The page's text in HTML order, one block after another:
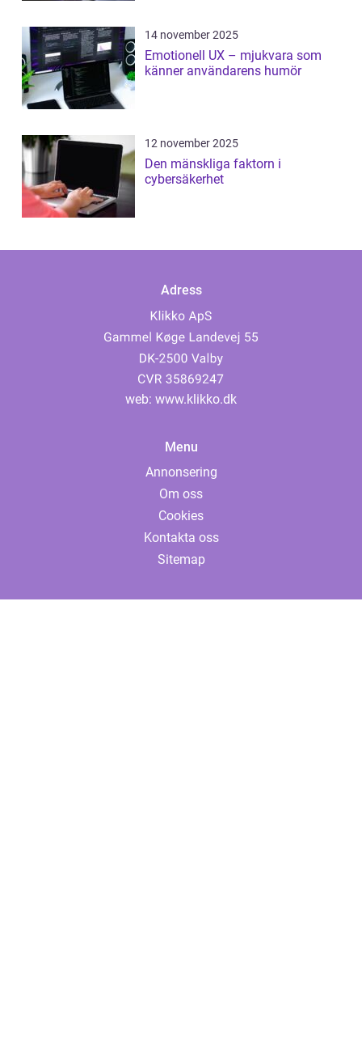
14 november 2025
Emotionell UX – mjukvara som
känner användarens humör
12 november 2025
Den mänskliga faktorn i
cybersäkerhet
Adress
web: www.klikko.dk
Menu
Annonsering
Om oss
Cookies
Kontakta oss
Sitemap